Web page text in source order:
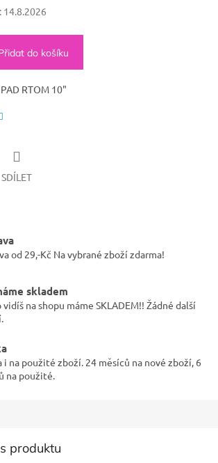
14.8.2026
do košíku
RTOM 10"
SDÍLET
od 29,-Kč Na vybrané zboží zdarma!
skladem
vidíš na shopu máme SKLADEM!! Žádné další
i na použité zboží. 24 měsíců na nové zboží, 6
na použité.
produktu